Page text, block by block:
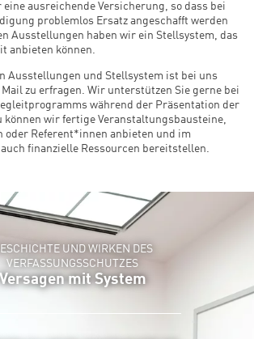
eine ausreichende Versicherung, so dass bei
problemlos Ersatz angeschafft werden
Ausstellungen haben wir ein Stellsystem, das
anbieten können.
Ausstellungen und Stellsystem ist bei uns
zu erfragen. Wir unterstützen Sie gerne bei
während der Präsentation der
können wir fertige Veranstaltungsbausteine,
oder Referent*innen anbieten und im
finanzielle Ressourcen bereitstellen.
UND WIRKEN DES
VERFASSUNGSSCHUTZES
mit System